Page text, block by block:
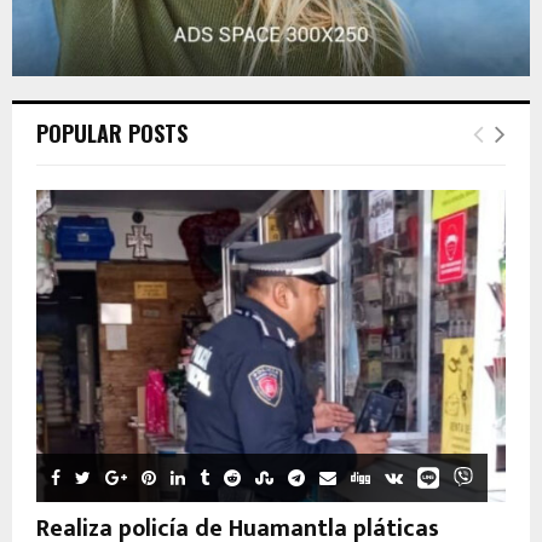
POPULAR POSTS
Realiza policía de Huamantla pláticas